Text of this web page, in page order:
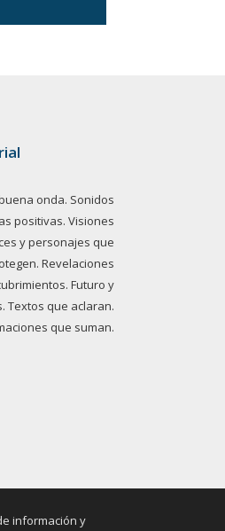
onda. Sonidos
positivas. Visiones
y personajes que
Revelaciones
Futuro y
Textos que aclaran.
que suman.
información y